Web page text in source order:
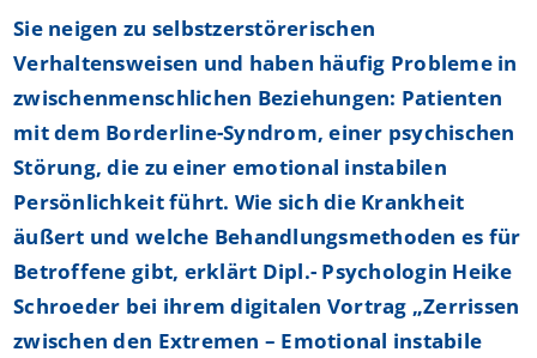
Sie neigen zu selbstzerstörerischen
Verhaltensweisen und haben häufig Probleme in
zwischenmenschlichen Beziehungen: Patienten
mit dem Borderline-Syndrom, einer psychischen
Störung, die zu einer emotional instabilen
Persönlichkeit führt. Wie sich die Krankheit
äußert und welche Behandlungsmethoden es für
Betroffene gibt, erklärt Dipl.- Psychologin Heike
Schroeder bei ihrem digitalen Vortrag „Zerrissen
zwischen den Extremen – Emotional instabile